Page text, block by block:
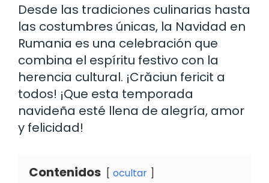
Desde las tradiciones culinarias hasta
las costumbres únicas, la Navidad en
Rumania es una celebración que
combina el espíritu festivo con la
herencia cultural. ¡Crăciun fericit a
todos! ¡Que esta temporada
navideña esté llena de alegría, amor
y felicidad!
Contenidos ocultar